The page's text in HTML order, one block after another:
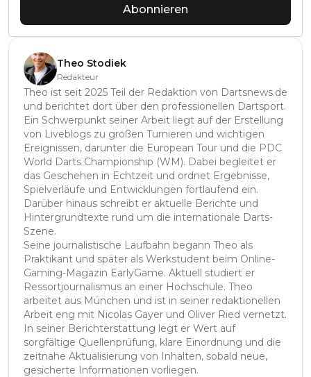
Abonnieren
Theo Stodiek
Redakteur
Theo ist seit 2025 Teil der Redaktion von Dartsnews.de
und berichtet dort über den professionellen Dartsport.
Ein Schwerpunkt seiner Arbeit liegt auf der Erstellung
von Liveblogs zu großen Turnieren und wichtigen
Ereignissen, darunter die European Tour und die PDC
World Darts Championship (WM). Dabei begleitet er
das Geschehen in Echtzeit und ordnet Ergebnisse,
Spielverläufe und Entwicklungen fortlaufend ein.
Darüber hinaus schreibt er aktuelle Berichte und
Hintergrundtexte rund um die internationale Darts-
Szene.
Seine journalistische Laufbahn begann Theo als
Praktikant und später als Werkstudent beim Online-
Gaming-Magazin EarlyGame. Aktuell studiert er
Ressortjournalismus an einer Hochschule. Theo
arbeitet aus München und ist in seiner redaktionellen
Arbeit eng mit Nicolas Gayer und Oliver Ried vernetzt.
In seiner Berichterstattung legt er Wert auf
sorgfältige Quellenprüfung, klare Einordnung und die
zeitnahe Aktualisierung von Inhalten, sobald neue,
gesicherte Informationen vorliegen.